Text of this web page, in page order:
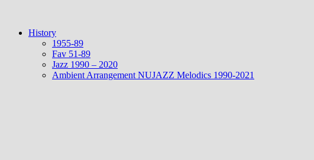
History
1955-89
Fav 51-89
Jazz 1990 – 2020
Ambient Arrangement NUJAZZ Melodics 1990-2021